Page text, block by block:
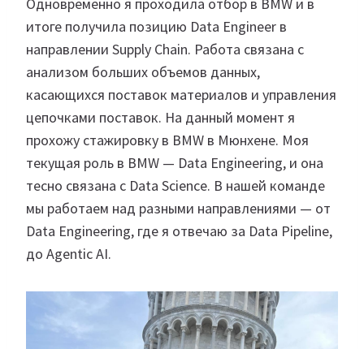
Одновременно я проходила отбор в BMW и в
итоге получила позицию Data Engineer в
направлении Supply Chain. Работа связана с
анализом больших объемов данных,
касающихся поставок материалов и управления
цепочками поставок. На данный момент я
прохожу стажировку в BMW в Мюнхене. Моя
текущая роль в BMW — Data Engineering, и она
тесно связана с Data Science. В нашей команде
мы работаем над разными направлениями — от
Data Engineering, где я отвечаю за Data Pipeline,
до Agentic AI.